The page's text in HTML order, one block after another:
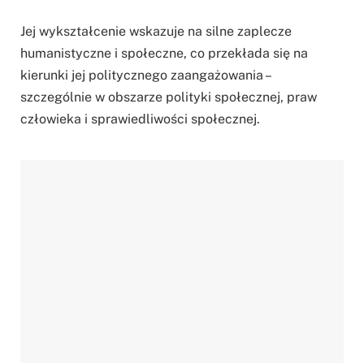
Jej wykształcenie wskazuje na silne zaplecze
humanistyczne i społeczne, co przekłada się na
kierunki jej politycznego zaangażowania –
szczególnie w obszarze polityki społecznej, praw
człowieka i sprawiedliwości społecznej.